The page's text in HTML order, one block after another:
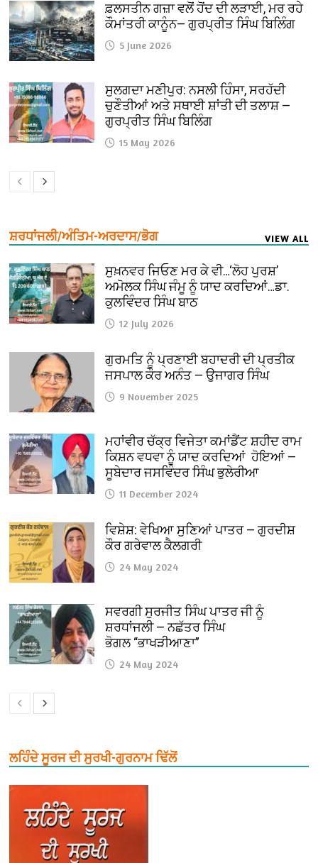
ਫ਼ਲਸਤੀਨ ਗਜ਼ਾ ਵਲੋਂ ਹੋਂਦ ਦੀ ਲੜਾਈ, ਮਰ ਰਹੇ
ਕੌਮਾਂਤਰੀ ਕਾਨੂੰਨ— ਗੁਰਪ੍ਰੀਤ ਸਿੰਘ ਬਿਲਿੰਗ
5 June 2026
ਸੁਲਗਦਾ ਮਣੀਪੁਰ: ਨਸਲੀ ਹਿੰਸਾ, ਸਰਹੱਦੀ
ਚੁਣੌਤੀਆਂ ਅਤੇ ਸਥਾਈ ਸ਼ਾਂਤੀ ਦੀ ਤਲਾਸ਼ —
ਗੁਰਪ੍ਰੀਤ ਸਿੰਘ ਬਿਲਿੰਗ
15 May 2026
ਸ਼ਰਧਾਂਜਲੀ/ਅੰਤਿਮ-ਅਰਦਾਸ/ਭੋਗ VIEW ALL
ਸੁਖ਼ਨਵਰ ਜਿਓਣ ਮਰ ਕੇ ਵੀ…‘ਲੋਹ ਪੁਰਸ਼’
ਅਮੋਲਕ ਸਿੰਘ ਜੰਮੂ ਨੂੰ ਯਾਦ ਕਰਦਿਆਂ…ਡਾ.
ਕੁਲਵਿੰਦਰ ਸਿੰਘ ਬਾਠ
12 July 2026
ਗੁਰਮਤਿ ਨੂੰ ਪ੍ਰਣਾਈ ਬਹਾਦਰੀ ਦੀ ਪ੍ਰਤੀਕ
ਜਸਪਾਲ ਕੌਰ ਅਨੰਤ — ਉਜਾਗਰ ਸਿੰਘ
9 November 2025
ਮਹਾਂਵੀਰ ਚੱਕ੍ਰ ਵਿਜੇਤਾ ਕਮਾਂਡੈਂਟ ਸ਼ਹੀਦ ਰਾਮ
ਕਿਸ਼ਨ ਵਧਵਾ ਨੂੰ ਯਾਦ ਕਰਦਿਆਂ ਹੋਇਆਂ —
ਸੂਬੇਦਾਰ ਜਸਵਿੰਦਰ ਸਿੰਘ ਭੁਲੇਰੀਆ
11 December 2024
ਵਿਸ਼ੇਸ਼: ਵੇਖਿਆ ਸੁਣਿਆਂ ਪਾਤਰ — ਗੁਰਦੀਸ਼
ਕੌਰ ਗਰੇਵਾਲ ਕੈਲਗਰੀ
24 May 2024
ਸਵਰਗੀ ਸੁਰਜੀਤ ਸਿੰਘ ਪਾਤਰ ਜੀ ਨੂੰ
ਸ਼ਰਧਾਂਜਲੀ — ਨਛੱਤਰ ਸਿੰਘ
ਭੋਗਲ “ਭਾਖੜੀਆਣਾ”
24 May 2024
ਲਹਿੰਦੇ ਸੂਰਜ ਦੀ ਸੁਰਖੀ-ਗੁਰਨਾਮ ਢਿੱਲੋਂ